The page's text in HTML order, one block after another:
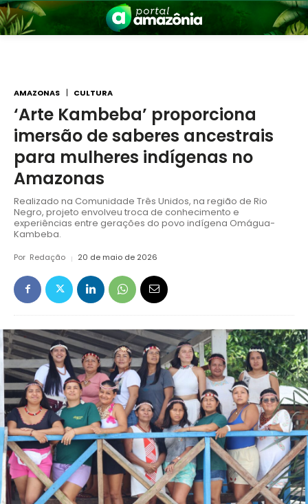
Amazônia
AMAZONAS CULTURA
‘Arte Kambeba’ proporciona
imersão de saberes ancestrais
para mulheres indígenas no
Amazonas
Realizado na Comunidade Três Unidos, na região de Rio
Negro, projeto envolveu troca de conhecimento e
experiências entre gerações do povo indígena Omágua-
Kambeba.
Por Redação 20 de maio de 2026